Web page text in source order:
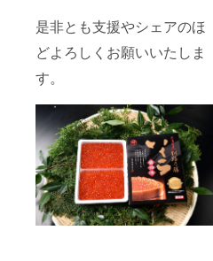
是非とも支援やシェアのほ
どよろしくお願いいたしま
す。